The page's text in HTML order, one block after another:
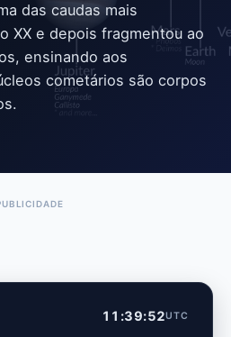
das caudas mais
XX e depois fragmentou ao
ensinando aos
cometários são corpos
11:39:53UTC